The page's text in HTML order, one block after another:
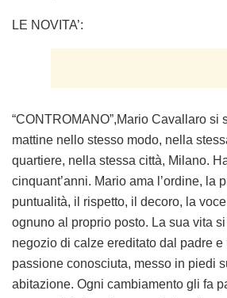
LE NOVITA’:
“CONTROMANO”,Mario Cavallaro si
mattine nello stesso modo, nella
quartiere, nella stessa città, Milano.
cinquant’anni. Mario ama l’ordine, la
puntualità, il rispetto, il decoro, la
ognuno al proprio posto. La sua vita
negozio di calze ereditato dal padre e
passione conosciuta, messo in piedi
abitazione. Ogni cambiamento gli fa